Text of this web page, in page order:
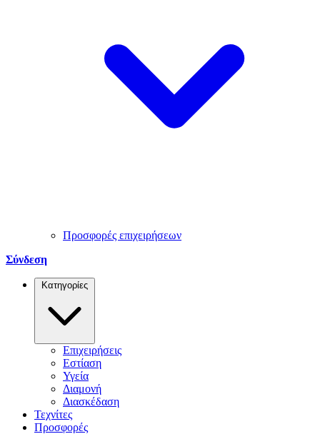
Προσφορές επιχειρήσεων
Σύνδεση
Κατηγορίες
Επιχειρήσεις
Εστίαση
Υγεία
Διαμονή
Διασκέδαση
Τεχνίτες
Προσφορές